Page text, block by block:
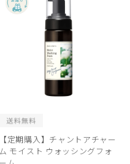
【定期購入】チャントアチャー
ム モイスト ウォッシングフォ